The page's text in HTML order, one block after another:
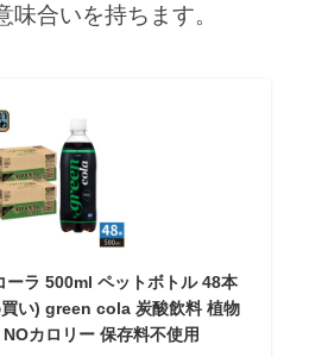
味合いを持ちます。
ーラ 500ml ペットボトル 48本
い) green cola 炭酸飲料 植物
カロリー 保存料不使用